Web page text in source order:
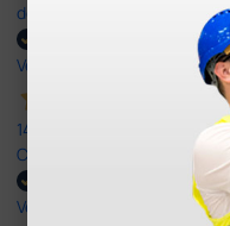
dentro do prazo. Obrigada.
Verified buyer
14 Jul 2026
Correct and timely delivery.
Verified buyer